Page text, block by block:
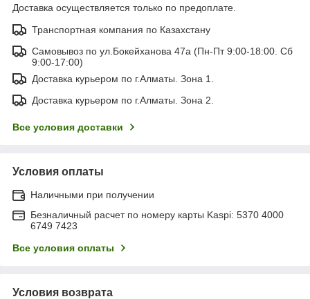
Доставка осуществляется только по предоплате.
Транспортная компания по Казахстану
Самовывоз по ул.Бокейханова 47а (Пн-Пт 9:00-18:00. Сб
9:00-17:00)
Доставка курьером по г.Алматы. Зона 1.
Доставка курьером по г.Алматы. Зона 2.
Все условия доставки
Условия оплаты
Наличными при получении
Безналичный расчет по номеру карты Kaspi: 5370 4000
6749 7423
Все условия оплаты
Условия возврата